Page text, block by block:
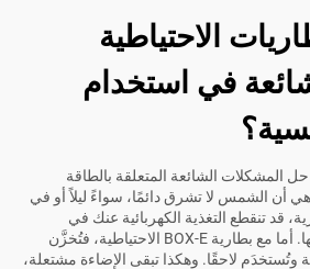
الاحتياطية
في استخدام
المشكلات الشائعة المتعلقة بالطاقة
أن الشمس لا تشرق دائمًا، سواءً ليلاً أو في
قد تنقطع التغذية الكهربائية عنك في
اللحظات التي تحتاج فيها إليها. أما مع بطارية BOX-E الاحتياطية، فتُخزَّن
وتُستخدَم لاحقًا. وهكذا تبقى الإضاءة مشتعلة،